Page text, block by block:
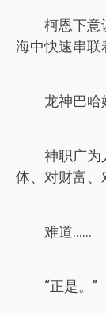
柯恩下意
海中快速串联
龙神巴哈
神职广为
体、对财富、
难道……
“正是。”